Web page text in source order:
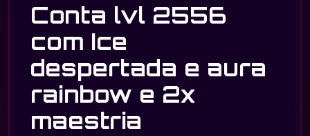
Conta lvl 2556
com Ice
despertada e aura
rainbow e 2x
maestria